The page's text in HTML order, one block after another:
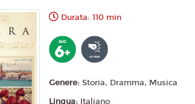
Durata: 110 min
Genere:Storia, Dramma, Musica
Lingua: Italiano